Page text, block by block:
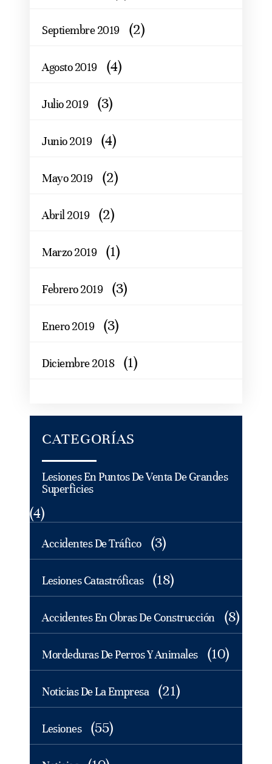
Septiembre 2019 (2)
Agosto 2019 (4)
Julio 2019 (3)
Junio 2019 (4)
Mayo 2019 (2)
Abril 2019 (2)
Marzo 2019 (1)
Febrero 2019 (3)
Enero 2019 (3)
Diciembre 2018 (1)
CATEGORÍAS
Lesiones En Puntos De Venta De Grandes
Superficies
(4)
Accidentes De Tráfico (3)
Lesiones Catastróficas (18)
Accidentes En Obras De Construcción (8)
Mordeduras De Perros Y Animales (10)
Noticias De La Empresa (21)
Lesiones (55)